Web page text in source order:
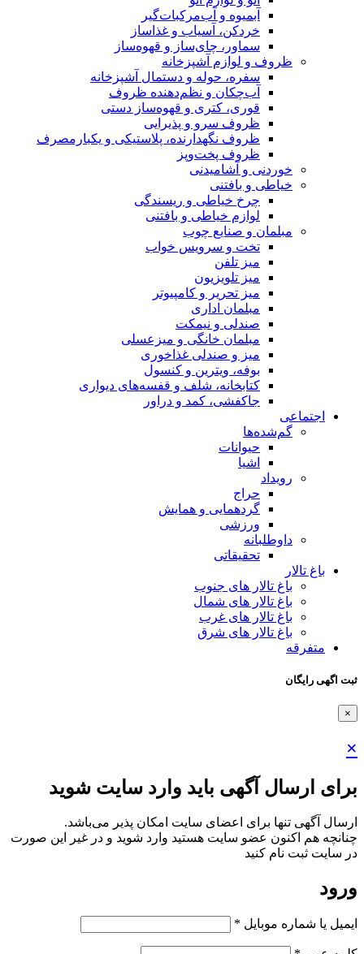
آبمیوه و آب‌مرکبات‌گیر
خردکن، آسیاب و غذاساز
سماور، چای‌ساز و قهوه‌ساز
ظروف و لوازم آشپزخانه
سفره، حوله و دستمال آشپزخانه
آب‌چکان و نظم‌دهنده ظروف
قوری، کتری و قهوه‌ساز دستی
ظروف سرو و پذیرایی
ظروف نگهدارنده، پلاستیکی و یکبارمصرف
ظروف پخت‌وپز
خوردنی و آشامیدنی
خیاطی و بافتنی
چرخ خیاطی و ریسندگی
لوازم خیاطی و بافتنی
مبلمان و صنایع چوب
تخت و سرویس خواب
میز تلفن
میز تلویزیون
میز تحریر و کامپیوتر
مبلمان اداری
صندلی و نیمکت
مبلمان خانگی و میزعسلی
میز و صندلی غذاخوری
بوفه، ویترین و کنسول
کتابخانه، شلف و قفسه‌های دیواری
جاکفشی، کمد و دراور
اجتماعی
گم‌شده‌ها
حیوانات
اشیا
رویداد
حراج
گردهمایی و همایش
ورزشی
داوطلبانه
تحقیقاتی
باغ تالار
باغ تالار های جنوب
باغ تالار های شمال
باغ تالار های غرب
باغ تالار های شرق
متفرقه
ثبت اگهی رایگان
×
×
برای ارسال آگهی باید وارد سایت شوید
ارسال آگهی تنها برای اعضای سایت امکان پذیر می‌باشد.
چنانچه هم‌ اکنون عضو سایت هستید وارد شوید و در غیر این صورت
در سایت ثبت نام کنید
ورود
ایمیل یا شماره موبایل *